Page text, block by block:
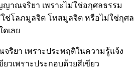
ญาณจริยา เพราะไม่ใช่อกุศลธรรม
ช่โลภมูลจิต โทสมูลจิต หรือไม่ใช่กุศล
เลย
ริยา เพราะประพฤติในความรู้แจ้ง
วเพราะประกอบด้วยสีเขียว